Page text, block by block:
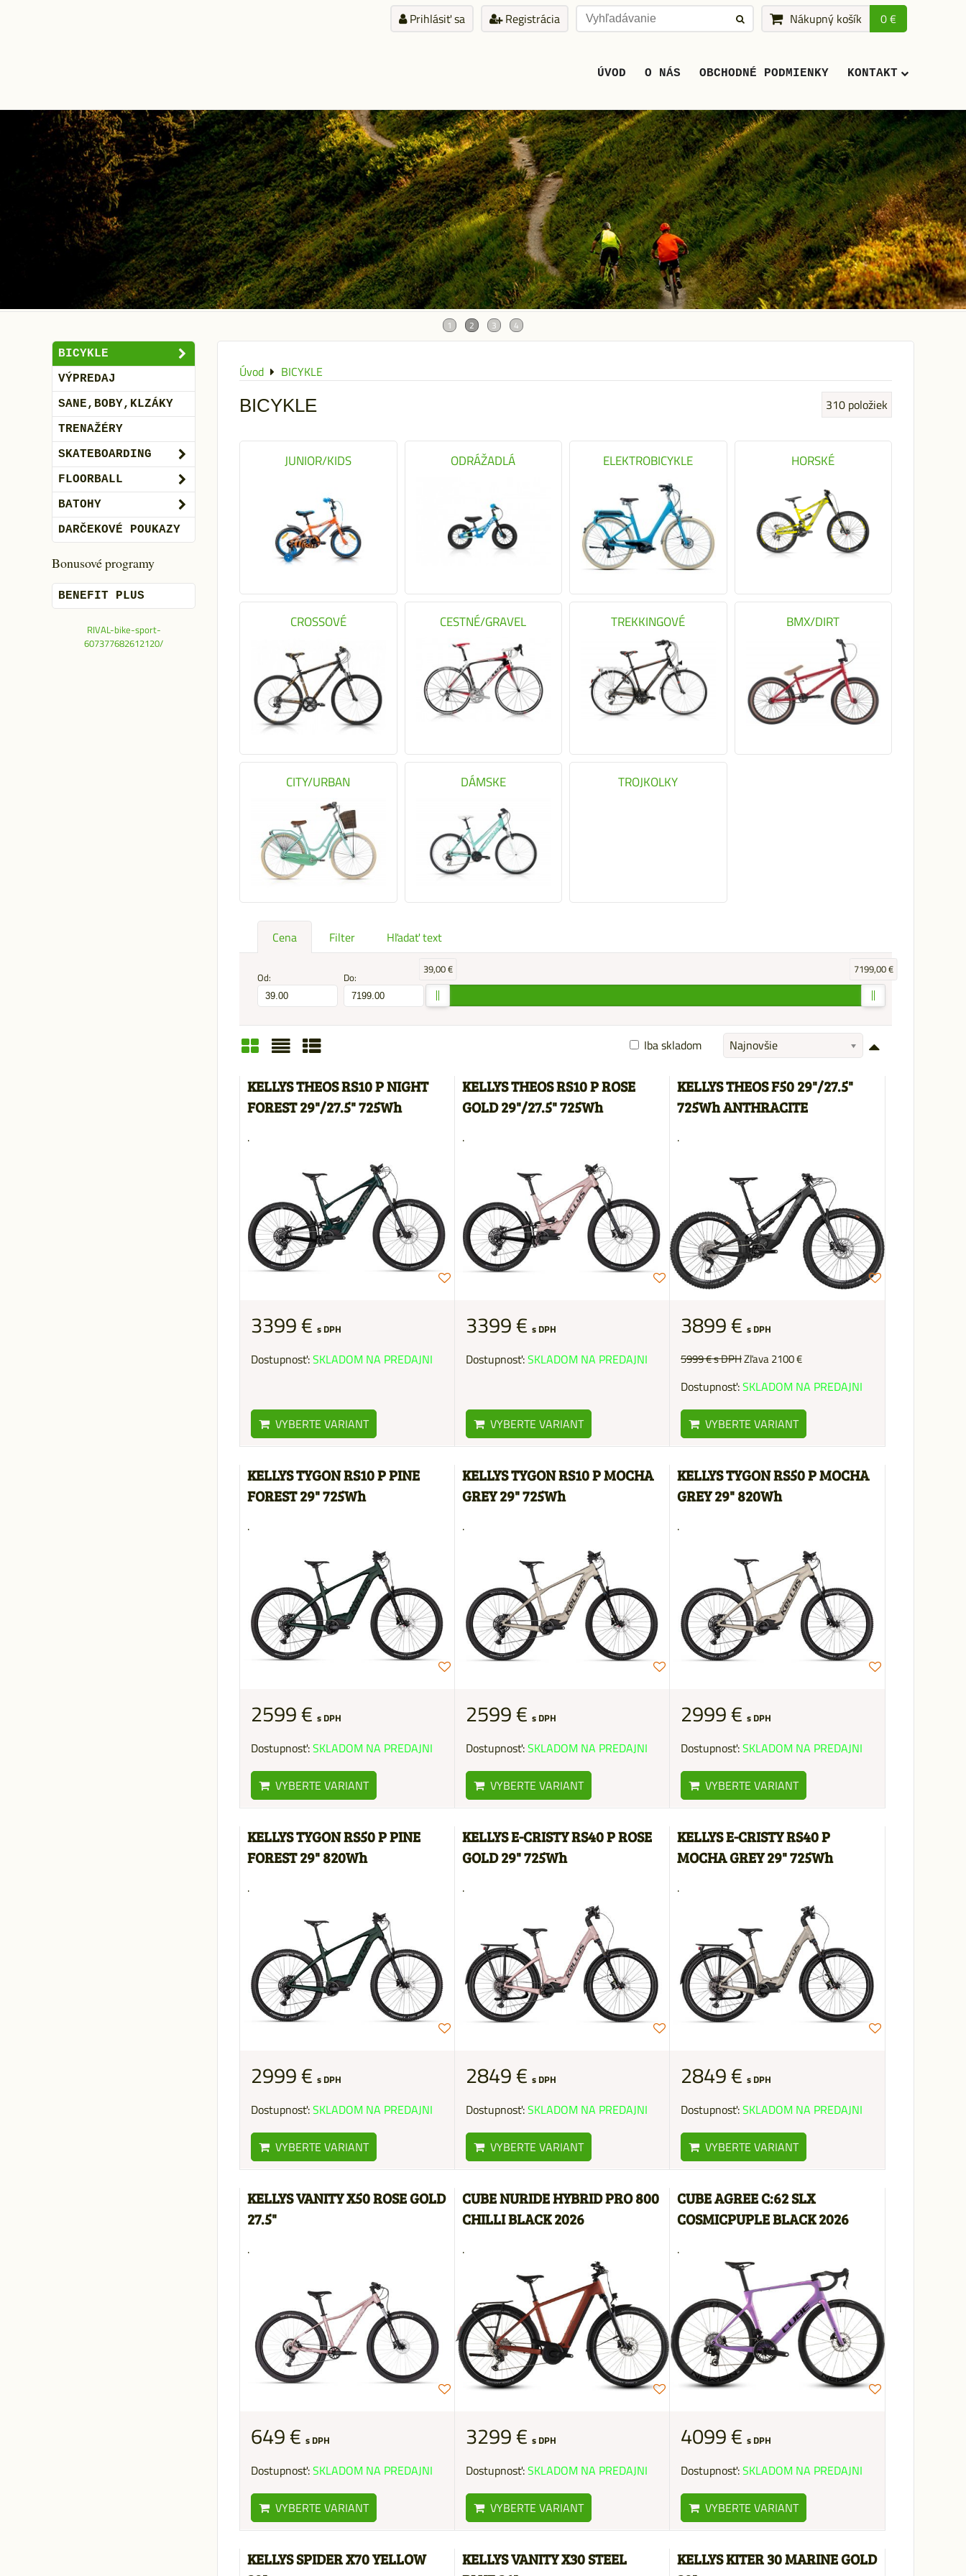
Prihlásiť sa Registrácia Nákupný košík 0 €
ÚVOD O NÁS OBCHODNÉ PODMIENKY KONTAKT
Úvod BICYKLE
BICYKLE 310 položiek
JUNIOR/KIDS ODRÁŽADLÁ ELEKTROBICYKLE HORSKÉ
CROSSOVÉ CESTNÉ/GRAVEL TREKKINGOVÉ BMX/DIRT
CITY/URBAN DÁMSKE TROJKOLKY
Cena Filter Hľadať text
Od: Do:
39,00 € 7199,00 €
Mriežka
Najnovšie
Iba skladom
KELLYS THEOS RS10 P NIGHT
FOREST 29"/27.5" 725Wh
.
3399 € s DPH
Dostupnosť:SKLADOM NA PREDAJNI
VYBERTE VARIANT
KELLYS THEOS RS10 P ROSE
GOLD 29"/27.5" 725Wh
.
3399 € s DPH
Dostupnosť:SKLADOM NA PREDAJNI
VYBERTE VARIANT
KELLYS THEOS F50 29"/27.5"
725Wh ANTHRACITE
.
3899 €s DPH
5999 €s DPHZľava 2100 €
Dostupnosť:SKLADOM NA PREDAJNI
VYBERTE VARIANT
KELLYS TYGON RS10 P PINE
FOREST 29" 725Wh
.
2599 € s DPH
Dostupnosť:SKLADOM NA PREDAJNI
VYBERTE VARIANT
KELLYS TYGON RS10 P MOCHA
GREY 29" 725Wh
.
2599 € s DPH
Dostupnosť:SKLADOM NA PREDAJNI
VYBERTE VARIANT
KELLYS TYGON RS50 P MOCHA
GREY 29" 820Wh
.
2999 €s DPH
Dostupnosť:SKLADOM NA PREDAJNI
VYBERTE VARIANT
KELLYS TYGON RS50 P PINE
FOREST 29" 820Wh
.
2999 € s DPH
Dostupnosť:SKLADOM NA PREDAJNI
VYBERTE VARIANT
KELLYS E-CRISTY RS40 P ROSE
GOLD 29" 725Wh
.
2849 € s DPH
Dostupnosť:SKLADOM NA PREDAJNI
VYBERTE VARIANT
KELLYS E-CRISTY RS40 P
MOCHA GREY 29" 725Wh
.
2849 €s DPH
Dostupnosť:SKLADOM NA PREDAJNI
VYBERTE VARIANT
KELLYS VANITY X50 ROSE GOLD
27.5"
.
649 € s DPH
Dostupnosť:SKLADOM NA PREDAJNI
VYBERTE VARIANT
CUBE NURIDE HYBRID PRO 800
CHILLI BLACK 2026
.
3299 € s DPH
Dostupnosť:SKLADOM NA PREDAJNI
VYBERTE VARIANT
CUBE AGREE C:62 SLX
COSMICPUPLE BLACK 2026
.
4099 €s DPH
Dostupnosť:SKLADOM NA PREDAJNI
VYBERTE VARIANT
KELLYS SPIDER X70 YELLOW
KELLYS VANITY X30 STEEL
KELLYS KITER 30 MARINE GOLD
BICYKLE
VÝPREDAJ
SANE,BOBY,KLZÁKY
TRENAŽÉRY
SKATEBOARDING
FLOORBALL
BATOHY
DARČEKOVÉ POUKAZY
Bonusové programy
BENEFIT PLUS
RIVAL-bike-sport-
607377682612120/